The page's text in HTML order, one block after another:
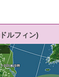
ルフィン)